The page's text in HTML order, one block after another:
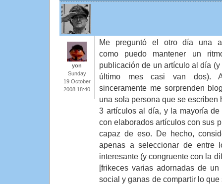
yon
Sunday
19 October
2008 18:40
Me preguntó el otro día una
como puedo mantener un
publicación de un artículo al día (y
último mes casi van dos).
sinceramente me sorprenden
una sola persona que se escriben
3 artículos al día, y la mayoría de
con elaborados artículos con sus
capaz de eso. De hecho,
apenas a seleccionar de entre
interesante (y congruente con la
[frikeces varias adornadas de
social y ganas de compartir lo